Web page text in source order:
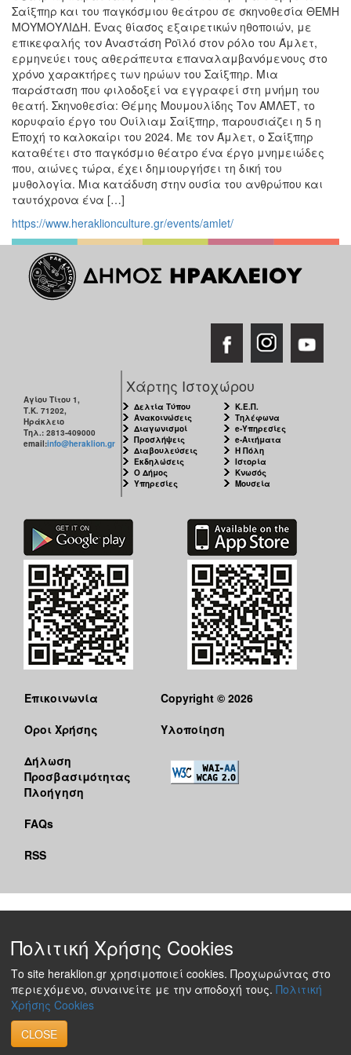
ΤΟΠΟΣ
ΜΑΣ
ΔΗΜΟΣ
ΠΟΛΙΤΙΣΜΟΣ
ΑΝΘΕΚΤΙΚΗ
ΠΟΛΗ
Σαίξπηρ και του παγκόσμιου θεάτρου σε σκηνοθεσία ΘΕΜΗ
ΜΟΥΜΟΥΛΙΔΗ. Ένας θίασος εξαιρετικών ηθοποιών, με
επικεφαλής τον Αναστάση Ροϊλό στον ρόλο του Άμλετ,
ερμηνεύει τους αθεράπευτα επαναλαμβανόμενους στο
χρόνο χαρακτήρες των ηρώων του Σαίξπηρ. Μια
παράσταση που φιλοδοξεί να εγγραφεί στη μνήμη του
θεατή. Σκηνοθεσία: Θέμης Μουμουλίδης Τον ΑΜΛΕΤ, το
κορυφαίο έργο του Ουίλιαμ Σαίξπηρ, παρουσιάζει η 5 η
Εποχή το καλοκαίρι του 2024. Με τον Άμλετ, ο Σαίξπηρ
καταθέτει στο παγκόσμιο θέατρο ένα έργο μνημειώδες
που, αιώνες τώρα, έχει δημιουργήσει τη δική του
μυθολογία. Μια κατάδυση στην ουσία του ανθρώπου και
ταυτόχρονα ένα […]
https://www.heraklionculture.gr/events/amlet/
Αγίου Τίτου 1,
Τ.Κ. 71202,
Ηράκλειο
Τηλ.: 2813-409000
email:info@heraklion.gr
Χάρτης Ιστοχώρου
Δελτία Τύπου
Ανακοινώσεις
Διαγωνισμοί
Προσλήψεις
Διαβουλεύσεις
Εκδηλώσεις
Ο Δήμος
Υπηρεσίες
Κ.Ε.Π.
Τηλέφωνα
e-Υπηρεσίες
e-Αιτήματα
Η Πόλη
Ιστορία
Κνωσός
Μουσεία
Επικοινωνία
Όροι Χρήσης
Δήλωση
Προσβασιμότητας
Πλοήγηση
FAQs
RSS
Copyright © 2026
Υλοποίηση
Πολιτική Χρήσης Cookies
Το site heraklion.gr χρησιμοποιεί cookies. Προχωρώντας στο
περιεχόμενο, συναινείτε με την αποδοχή τους. Πολιτική
Χρήσης Cookies
CLOSE